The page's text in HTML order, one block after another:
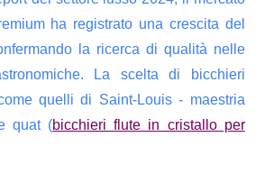
ha registrato una crescita del
la ricerca di qualità nelle
La scelta di bicchieri
quelli di Saint-Louis - maestria
quat (bicchieri flute in cristallo per